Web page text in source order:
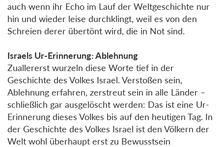
auch wenn ihr Echo im Lauf der Weltgeschichte nur
hin und wieder leise durchklingt, weil es von den
Schreien derer übertönt wird, die in Not sind.
Israels Ur-Erinnerung: Ablehnung
Zuallererst wurzeln diese Worte tief in der
Geschichte des Volkes Israel. Verstoßen sein,
Ablehnung erfahren, zerstreut sein in alle Länder –
schließlich gar ausgelöscht werden: Das ist eine Ur-
Erinnerung dieses Volkes bis auf den heutigen Tag. In
der Geschichte des Volkes Israel ist den Völkern der
Welt wohl überhaupt erst zu Bewusstsein